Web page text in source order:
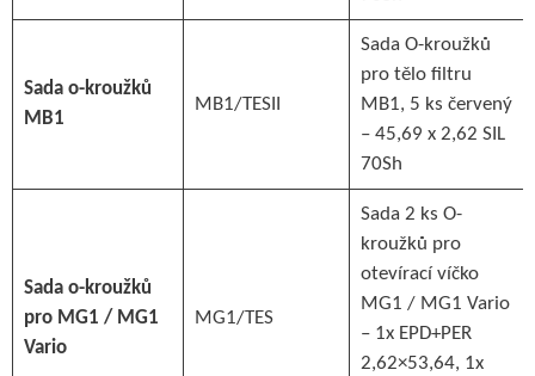
Sada o-kroužků
MB1
MB1/TESII
Sada O-kroužků
pro tělo filtru
MB1, 5 ks červený
– 45,69 x 2,62 SIL
70Sh
Sada o-kroužků
pro MG1 / MG1
Vario
MG1/TES
Sada 2 ks O-
kroužků pro
otevírací víčko
MG1 / MG1 Vario
– 1x EPD+PER
2,62×53,64, 1x